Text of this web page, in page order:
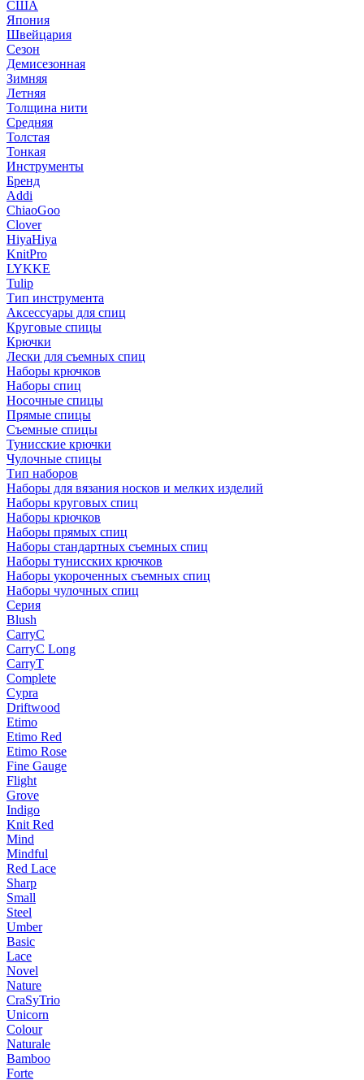
США
Япония
Швейцария
Сезон
Демисезонная
Зимняя
Летняя
Толщина нити
Средняя
Толстая
Тонкая
Инструменты
Бренд
Addi
ChiaoGoo
Clover
HiyaHiya
KnitPro
LYKKE
Tulip
Тип инструмента
Аксессуары для спиц
Круговые спицы
Крючки
Лески для съемных спиц
Наборы крючков
Наборы спиц
Носочные спицы
Прямые спицы
Съемные спицы
Тунисские крючки
Чулочные спицы
Тип наборов
Наборы для вязания носков и мелких изделий
Наборы круговых спиц
Наборы крючков
Наборы прямых спиц
Наборы стандартных съемных спиц
Наборы тунисских крючков
Наборы укороченных съемных спиц
Наборы чулочных спиц
Серия
Blush
CarryC
CarryC Long
CarryT
Complete
Cypra
Driftwood
Etimo
Etimo Red
Etimo Rose
Fine Gauge
Flight
Grove
Indigo
Knit Red
Mind
Mindful
Red Lace
Sharp
Small
Steel
Umber
Basic
Lace
Novel
Nature
CraSyTrio
Unicorn
Colour
Naturale
Bamboo
Forte